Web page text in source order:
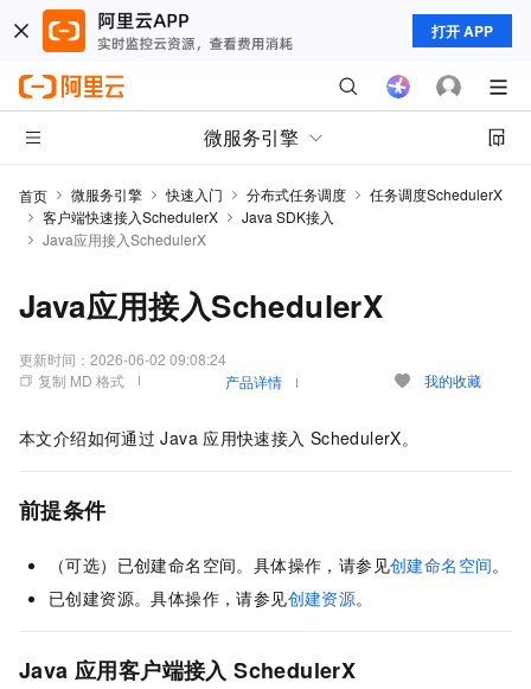
打开 APP
微服务引擎
首页 微服务引擎 快速入门 分布式任务调度
任务调度SchedulerX
客户端快速接入SchedulerX
Java SDK接入
Java应用接入SchedulerX
Java应用接入SchedulerX
更新时间： 2026-06-02 09:08:24
复制 MD 格式
产品详情 我的收藏
本文介绍如何通过 Java 应用快速接入 SchedulerX。
前提条件
（可选）已创建命名空间。具体操作，请参见创建命名空间。
已创建资源。具体操作，请参见创建资源。
Java 应用客户端接入 SchedulerX